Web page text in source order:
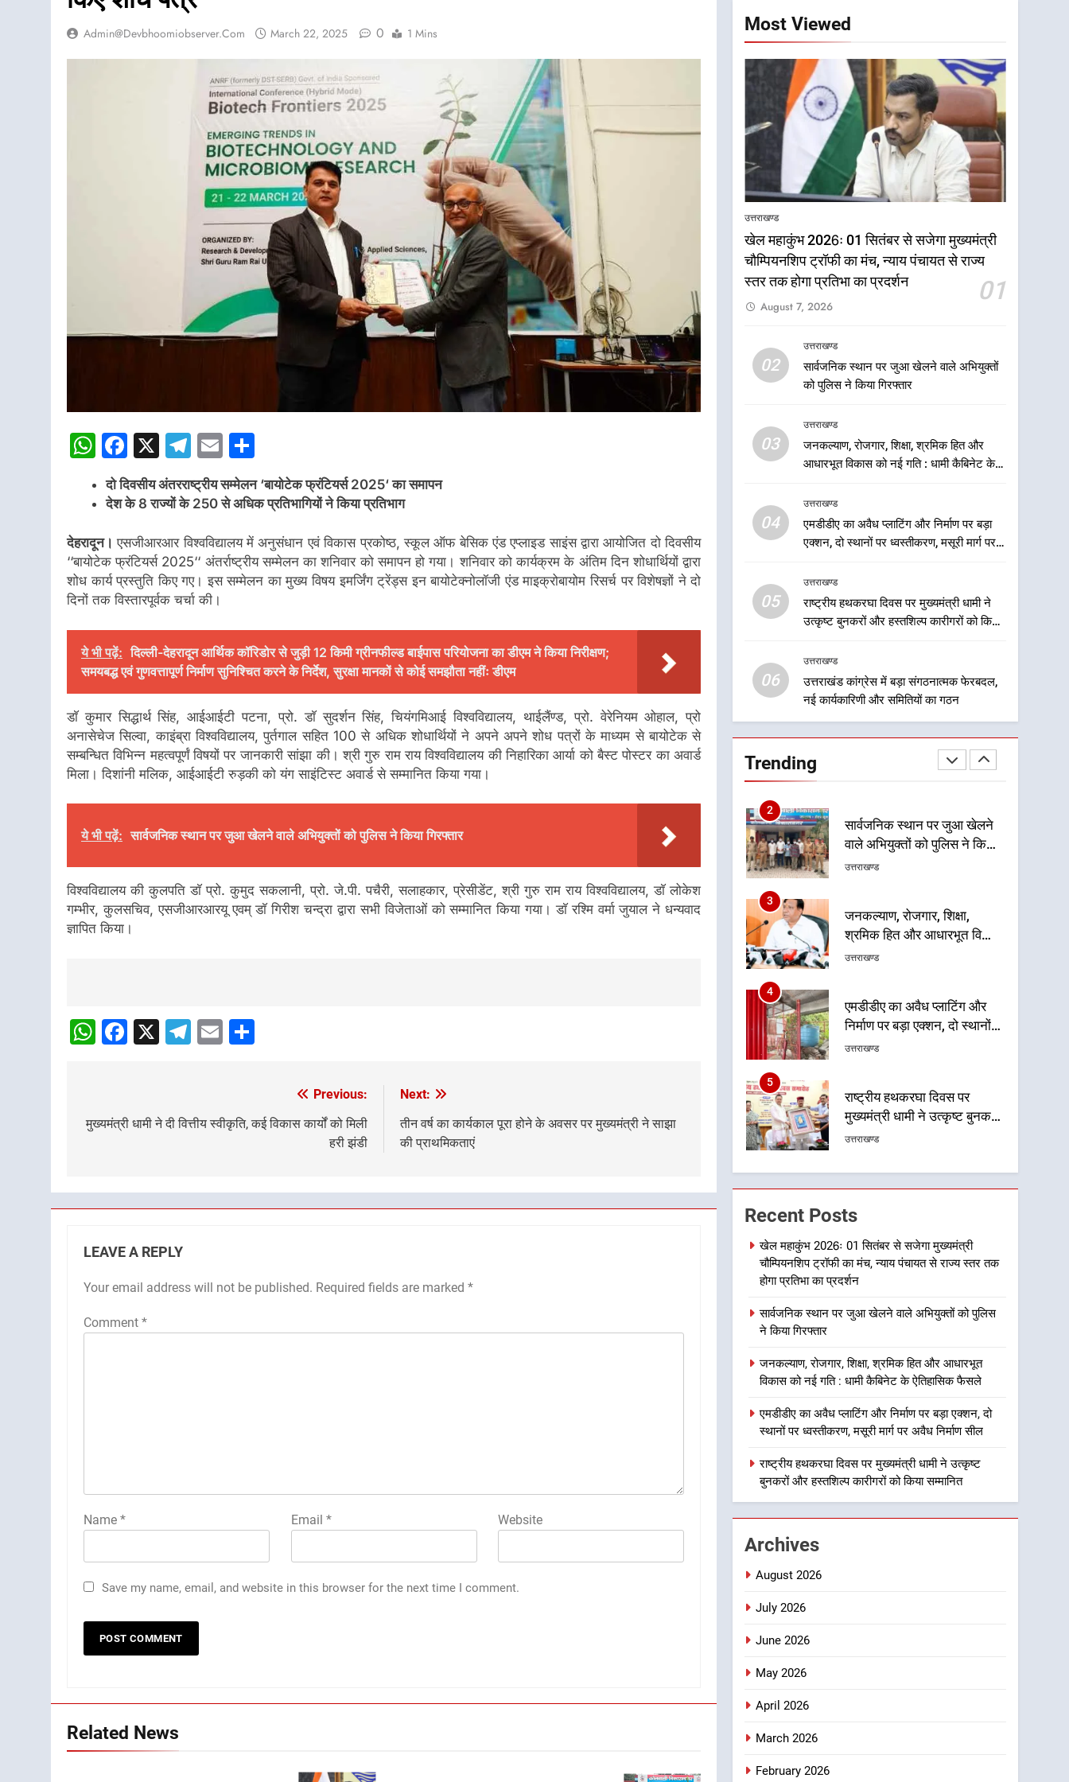
Admin@devbhoomiobserver.com March 22, 2025 0 1 Mins
WhatsApp
Facebook
X Telegram
Email
दो दिवसीय अंतरराष्ट्रीय सम्मेलन ‘बायोटेक फ्रंटियर्स 2025‘ का समापन
देश के 8 राज्यों के 250 से अधिक प्रतिभागियों ने किया प्रतिभाग
देहरादून। एसजीआरआर विश्वविद्यालय में अनुसंधान एवं विकास प्रकोष्ठ, स्कूल ऑफ बेसिक एंड एप्लाइड साइंस द्वारा आयोजित दो दिवसीय
‘‘बायोटेक फ्रंटियर्स 2025‘‘ अंतर्राष्ट्रीय सम्मेलन का शनिवार को समापन हो गया। शनिवार को कार्यक्रम के अंतिम दिन शोधार्थियों द्वारा
शोध कार्य प्रस्तुति किए गए। इस सम्मेलन का मुख्य विषय इमर्जिंग ट्रेंड्स इन बायोटेक्नोलॉजी एंड माइक्रोबायोम रिसर्च पर विशेषज्ञों ने दो
दिनों तक विस्तारपूर्वक चर्चा की।
ये भी पढ़ें: दिल्ली-देहरादून आर्थिक कॉरिडोर से जुड़ी 12 किमी ग्रीनफील्ड बाईपास परियोजना का डीएम ने किया निरीक्षण;
समयबद्ध एवं गुणवत्तापूर्ण निर्माण सुनिश्चित करने के निर्देश, सुरक्षा मानकों से कोई समझौता नहींः डीएम
डाॅ कुमार सिद्धार्थ सिंह, आईआईटी पटना, प्रो. डाॅ सुदर्शन सिंह, चियंगमिआई विश्वविद्यालय, थाईलैंण्ड, प्रो. वेरेनियम ओहाल, प्रो
अनासेचेज सिल्वा, काइंब्रा विश्वविद्यालय, पुर्तगाल सहित 100 से अधिक शोधार्थियों ने अपने अपने शोध पत्रों के माध्यम से बायोटेक से
सम्बन्धित विभिन्न महत्वपूर्णं विषयों पर जानकारी सांझा की। श्री गुरु राम राय विश्वविद्यालय की निहारिका आर्या को बैस्ट पोस्टर का अवार्ड
मिला। दिशांनी मलिक, आईआईटी रुड़की को यंग साइंटिस्ट अवार्ड से सम्मानित किया गया।
ये भी पढ़ें: सार्वजनिक स्थान पर जुआ खेलने वाले अभियुक्तों को पुलिस ने किया गिरफ्तार
विश्वविद्यालय की कुलपति डाॅ प्रो. कुमुद सकलानी, प्रो. जे.पी. पचैरी, सलाहकार, प्रेसीडेंट, श्री गुरु राम राय विश्वविद्यालय, डाॅ लोकेश
गम्भीर, कुलसचिव, एसजीआरआरयू एवम् डाॅ गिरीश चन्द्रा द्वारा सभी विजेताओं को सम्मानित किया गया। डाॅ रश्मि वर्मा जुयाल ने धन्यवाद
ज्ञापित किया।
Navigation
WhatsApp
Facebook
X Telegram
Email
navigation
Previous:
मुख्यमंत्री धामी ने दी वित्तीय स्वीकृति, कई विकास कार्यों को मिली
हरी झंडी
Next:
तीन वर्ष का कार्यकाल पूरा होने के अवसर पर मुख्यमंत्री ने साझा
की प्राथमिकताएं
LEAVE A REPLY
Your email address will not be published. Required fields are marked *
Comment *
Name * Email * Website
Save my name, email, and website in this browser for the next time I comment.
Related News
Most Viewed
उत्तराखण्ड
खेल महाकुंभ 2026ः 01 सितंबर से सजेगा मुख्यमंत्री
चौम्पियनशिप ट्रॉफी का मंच, न्याय पंचायत से राज्य
स्तर तक होगा प्रतिभा का प्रदर्शन
01
August 7, 2026
02
उत्तराखण्ड
सार्वजनिक स्थान पर जुआ खेलने वाले अभियुक्तों
को पुलिस ने किया गिरफ्तार
03
उत्तराखण्ड
जनकल्याण, रोजगार, शिक्षा, श्रमिक हित और
आधारभूत विकास को नई गति : धामी कैबिनेट के
04
उत्तराखण्ड
एमडीडीए का अवैध प्लाटिंग और निर्माण पर बड़ा
एक्शन, दो स्थानों पर ध्वस्तीकरण, मसूरी मार्ग पर
05
उत्तराखण्ड
राष्ट्रीय हथकरघा दिवस पर मुख्यमंत्री धामी ने
उत्कृष्ट बुनकरों और हस्तशिल्प कारीगरों को किया
06
उत्तराखण्ड
उत्तराखंड कांग्रेस में बड़ा संगठनात्मक फेरबदल,
नई कार्यकारिणी और समितियों का गठन
Trending
5
राष्ट्रीय हथकरघा दिवस पर
मुख्यमंत्री धामी ने उत्कृष्ट बुनकरों
6
उत्तराखंड कांग्रेस में बड़ा
संगठनात्मक फेरबदल, नई
7
मुख्यमंत्री धामी बोले- युवाओं को
हजारों पदों पर की जाएगी भर्ती
8
दिल्ली-देहरादून आर्थिक कॉरिडोर
किया निरीक्षण; समयबद्ध एवं
गुणवत्तापूर्ण निर्माण सुनिश्चित करने
ट्रॉफी का मंच, न्याय पंचायत से
राज्य स्तर तक होगा प्रतिभा का
प्रदर्शन
उत्तराखण्ड
2
सार्वजनिक स्थान पर जुआ खेलने
वाले अभियुक्तों को पुलिस ने किया
3
जनकल्याण, रोजगार, शिक्षा,
श्रमिक हित और आधारभूत विकास
को नई गति : धामी कैबिनेट के
उत्तराखण्ड
4
एमडीडीए का अवैध प्लाटिंग और
निर्माण पर बड़ा एक्शन, दो स्थानों
पर ध्वस्तीकरण, मसूरी मार्ग पर
उत्तराखण्ड
5
राष्ट्रीय हथकरघा दिवस पर
मुख्यमंत्री धामी ने उत्कृष्ट बुनकरों
और हस्तशिल्प कारीगरों को किया
उत्तराखण्ड
6
उत्तराखंड कांग्रेस में बड़ा
संगठनात्मक फेरबदल, नई
कार्यकारिणी और समितियों का
उत्तराखण्ड
7
मुख्यमंत्री धामी बोले- युवाओं को
रोजगार देना सरकार की सर्वोच्च
प्राथमिकता, आने वाले महीनों में
हजारों पदों पर की जाएगी भर्ती
8
दिल्ली-देहरादून आर्थिक कॉरिडोर
बाईपास परियोजना का डीएम ने
गुणवत्तापूर्ण निर्माण सुनिश्चित करने
के निर्देश, सुरक्षा मानकों से कोई
उत्तराखण्ड
खेल महाकुंभ 2026ः 01 सितंबर
से सजेगा मुख्यमंत्री चौम्पियनशिप
ट्रॉफी का मंच, न्याय पंचायत से
राज्य स्तर तक होगा प्रतिभा का
उत्तराखण्ड
सार्वजनिक स्थान पर जुआ खेलने
वाले अभियुक्तों को पुलिस ने किया
उत्तराखण्ड
Recent Posts
खेल महाकुंभ 2026ः 01 सितंबर से सजेगा मुख्यमंत्री
चौम्पियनशिप ट्रॉफी का मंच, न्याय पंचायत से राज्य स्तर तक
होगा प्रतिभा का प्रदर्शन
सार्वजनिक स्थान पर जुआ खेलने वाले अभियुक्तों को पुलिस
ने किया गिरफ्तार
जनकल्याण, रोजगार, शिक्षा, श्रमिक हित और आधारभूत
विकास को नई गति : धामी कैबिनेट के ऐतिहासिक फैसले
एमडीडीए का अवैध प्लाटिंग और निर्माण पर बड़ा एक्शन, दो
स्थानों पर ध्वस्तीकरण, मसूरी मार्ग पर अवैध निर्माण सील
राष्ट्रीय हथकरघा दिवस पर मुख्यमंत्री धामी ने उत्कृष्ट
बुनकरों और हस्तशिल्प कारीगरों को किया सम्मानित
Archives
August 2026
July 2026
June 2026
May 2026
April 2026
March 2026
February 2026